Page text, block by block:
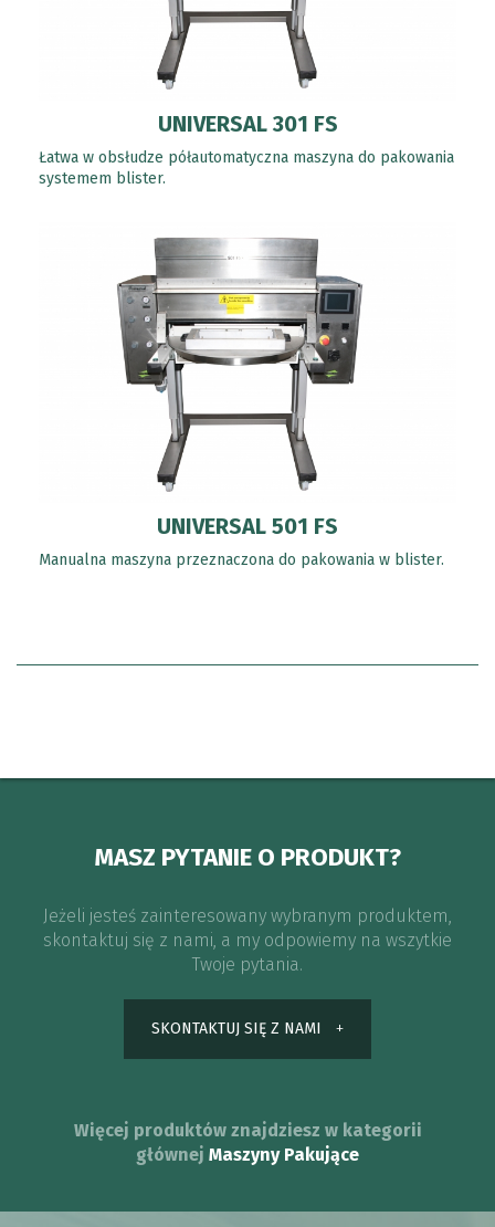
UNIVERSAL 301 FS
Łatwa w obsłudze półautomatyczna maszyna do pakowania
systemem blister.
UNIVERSAL 501 FS
Manualna maszyna przeznaczona do pakowania w blister.
MASZ PYTANIE O PRODUKT?
Jeżeli jesteś zainteresowany wybranym produktem,
skontaktuj się z nami, a my odpowiemy na wszytkie
Twoje pytania.
SKONTAKTUJ SIĘ Z NAMI
Więcej produktów znajdziesz w kategorii
głównej Maszyny Pakujące